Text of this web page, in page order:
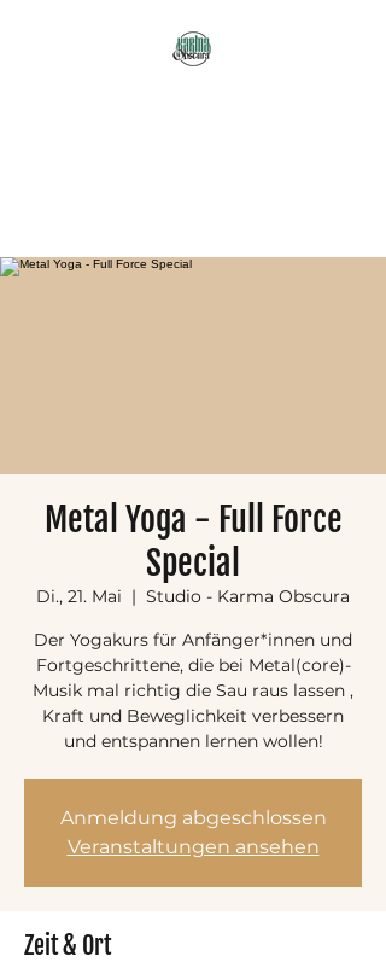
Metal Yoga - Full Force
Special
Di., 21. Mai
  |
Studio - Karma Obscura
Der Yogakurs für Anfänger*innen und
Fortgeschrittene, die bei Metal(core)-
Musik mal richtig die Sau raus lassen ,
Kraft und Beweglichkeit verbessern
und entspannen lernen wollen!
Anmeldung abgeschlossen
Veranstaltungen ansehen
Zeit & Ort